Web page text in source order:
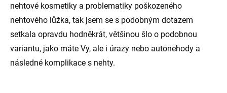
nehtové kosmetiky a problematiky poškozeného
nehtového lůžka, tak jsem se s podobným dotazem
setkala opravdu hodněkrát, většinou šlo o podobnou
variantu, jako máte Vy, ale i úrazy nebo autonehody a
následné komplikace s nehty.